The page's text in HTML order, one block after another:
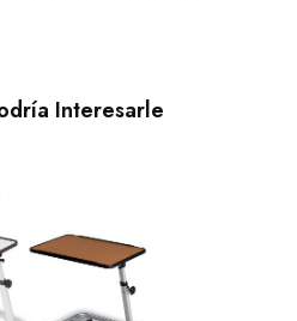
Interesarle